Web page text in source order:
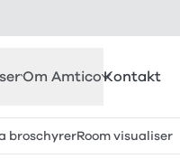
Om AmticoKontakt
broschyrerRoom visualiser